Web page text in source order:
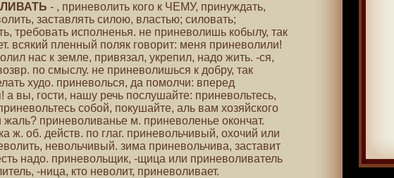
- , приневолить кого к ЧЕМУ, принуждать,
заставлять силою, властью; силовать;
требовать исполненья. не приневолишь кобылу, так
всякий пленный поляк говорит: меня приневолили!
нас к земле, привязал, укрепил, надо жить. -ся,
по смыслу. не приневолишься к добру, так
худо. приневолься, да помолчи: вперед
а вы, гости, нашу речь послушайте: приневольтесь,
собой, покушайте, аль вам хозяйского
жаль? приневоливанье м. приневоленье окончат.
ж. об. действ. по глаг. приневольчивый, охочий или
невольчивый. зима приневольчива, заставит
надо. приневольщик, -щица или приневоливатель
-ница, кто неволит, приневоливает.